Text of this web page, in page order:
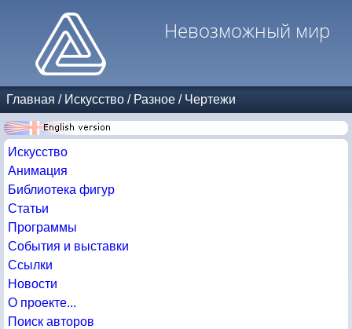
Невозможный мир
Главная / Искусство / Разное / Чертежи
Искусство
Анимация
Библиотека фигур
Статьи
Программы
События и выставки
Ссылки
Новости
О проекте...
Поиск авторов